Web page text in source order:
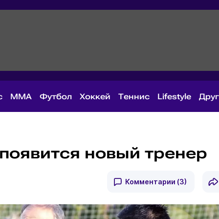
MMA Футбол Хоккей Теннис Lifestyle
новый тренер
Комментарии (3)